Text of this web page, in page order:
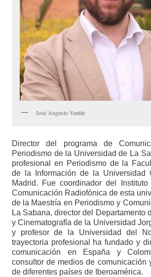
José Augusto Ventín
Director del programa de
Periodismo de la Universidad de La
profesional en Periodismo de la
de la Información de la Universidad
Madrid. Fue coordinador del
Comunicación Radiofónica de esta
de la Maestría en Periodismo y
La Sabana, director del Departamento
y Cinematografía de la Universidad
y profesor de la Universidad del
trayectoria profesional ha fundado y
comunicación en España y
consultor de medios de comunicación
de diferentes países de Iberoamérica.